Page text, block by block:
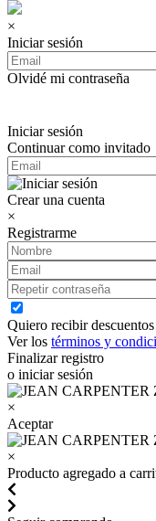
×
Iniciar sesión
Olvidé mi contraseña
Iniciar sesión
Continuar como invitado
Crear una cuenta
×
Registrarme
Quiero recibir
Ver los términos y
Finalizar registro
o iniciar sesión
×
Aceptar
×
Producto agregado a